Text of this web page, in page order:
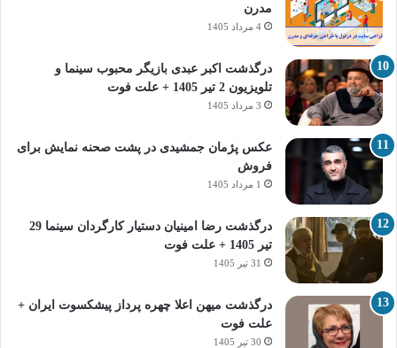
مدرن
4 مرداد 1405
درگذشت اکبر عبدی بازیگر محبوب سینما و
تلویزیون 2 تیر 1405 + علت فوت
3 مرداد 1405
عکس پژمان جمشیدی در پشت صحنه نمایش برای
فروش
1 مرداد 1405
درگذشت رضا امینیان دستیار کارگردان سینما 29
تیر 1405 + علت فوت
31 تیر 1405
درگذشت میهن اعلا چهره پرداز پیشکسوت ایران +
علت فوت
30 تیر 1405